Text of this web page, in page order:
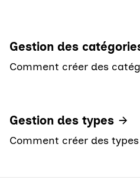
Gestion des
Comment créer des
Gestion des types
Comment créer des